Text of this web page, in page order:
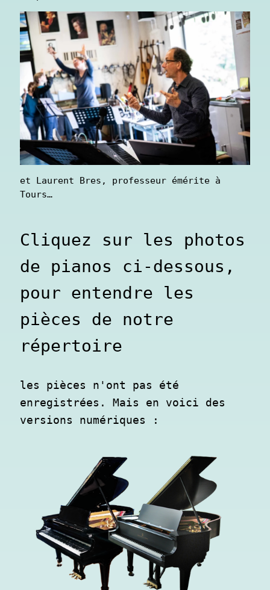
et Laurent Bres, professeur émérite à
Tours…
Cliquez sur les photos
de pianos ci-dessous,
pour entendre les
pièces de notre
répertoire
les pièces n'ont pas été
enregistrées. Mais en voici des
versions numériques :